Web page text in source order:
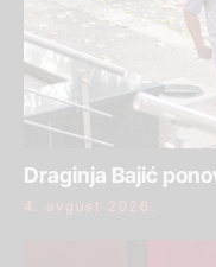
Draginja Bajić
4. avgust 2026.